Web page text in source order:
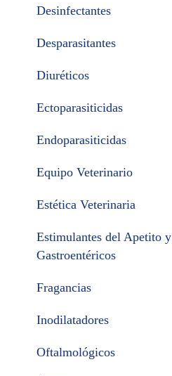
Desinfectantes
Desparasitantes
Diuréticos
Ectoparasiticidas
Endoparasiticidas
Equipo Veterinario
Estética Veterinaria
Estimulantes del Apetito y
Gastroentéricos
Fragancias
Inodilatadores
Oftalmológicos